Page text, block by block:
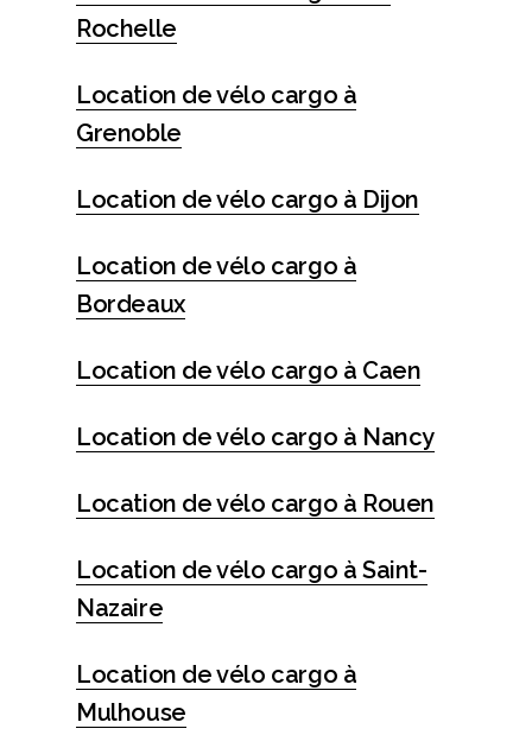
Rochelle
Location de vélo cargo à
Grenoble
Location de vélo cargo à Dijon
Location de vélo cargo à
Bordeaux
Location de vélo cargo à Caen
Location de vélo cargo à Nancy
Location de vélo cargo à Rouen
Location de vélo cargo à Saint-
Nazaire
Location de vélo cargo à
Mulhouse